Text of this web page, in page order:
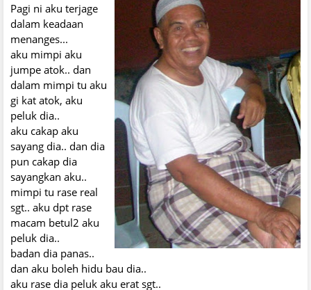
Pagi ni aku terjage
dalam keadaan
menanges...
aku mimpi aku
jumpe atok.. dan
dalam mimpi tu aku
gi kat atok, aku
peluk dia..
aku cakap aku
sayang dia.. dan dia
pun cakap dia
sayangkan aku..
mimpi tu rase real
sgt.. aku dpt rase
macam betul2 aku
peluk dia..
badan dia panas..
dan aku boleh hidu bau dia..
aku rase dia peluk aku erat sgt..